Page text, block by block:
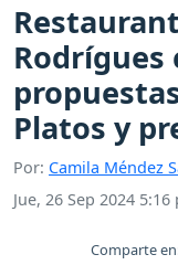
Rodrígues
Platos y
Por: Camila Méndez
Jue, 26 Sep 2024 5:16
Comparte